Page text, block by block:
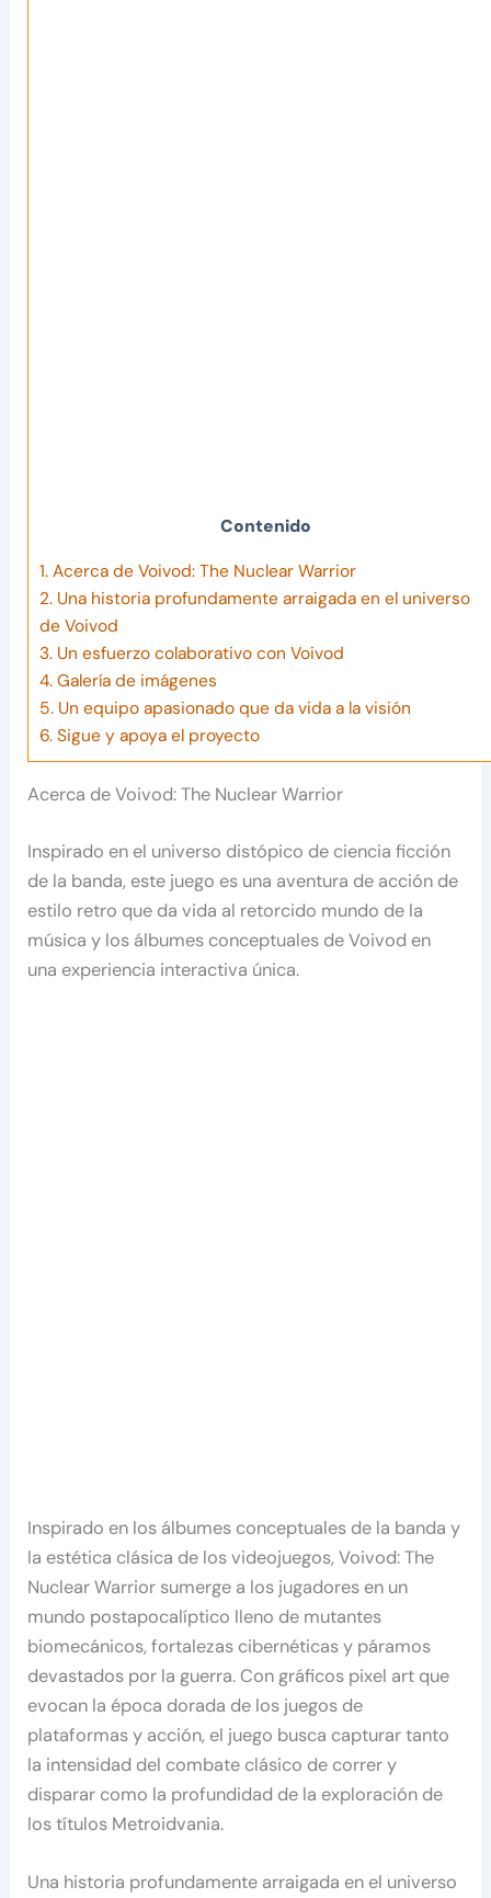
Contenido
1. Acerca de Voivod: The Nuclear Warrior
2. Una historia profundamente arraigada en el universo
de Voivod
3. Un esfuerzo colaborativo con Voivod
4. Galería de imágenes
5. Un equipo apasionado que da vida a la visión
6. Sigue y apoya el proyecto
Acerca de Voivod: The Nuclear Warrior
Inspirado en el universo distópico de ciencia ficción
de la banda, este juego es una aventura de acción de
estilo retro que da vida al retorcido mundo de la
música y los álbumes conceptuales de Voivod en
una experiencia interactiva única.
Inspirado en los álbumes conceptuales de la banda y
la estética clásica de los videojuegos, Voivod: The
Nuclear Warrior sumerge a los jugadores en un
mundo postapocalíptico lleno de mutantes
biomecánicos, fortalezas cibernéticas y páramos
devastados por la guerra. Con gráficos pixel art que
evocan la época dorada de los juegos de
plataformas y acción, el juego busca capturar tanto
la intensidad del combate clásico de correr y
disparar como la profundidad de la exploración de
los títulos Metroidvania.
Una historia profundamente arraigada en el universo